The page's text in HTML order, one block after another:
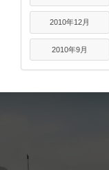
2010年12月
2010年9月